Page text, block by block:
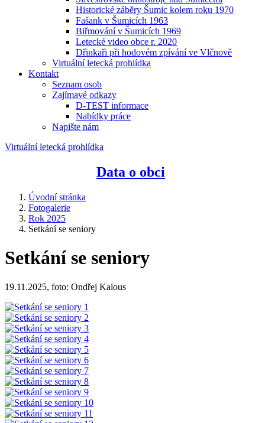
Historické záběry Šumic kolem roku 1970
Fašank v Šumicích 1963
Biřmování v Šumicích 1969
Letecké video obce r. 2020
Dřinkaři při hodovém zpívání ve Vlčnově
Virtuální letecká prohlídka
Kontakt
Seznam osob
Zajímavé odkazy
D-TEST informace
Nabídky práce
Napište nám
Virtuální letecká prohlídka
Data o obci
Úvodní stránka
Fotogalerie
Rok 2025
Setkání se seniory
Setkání se seniory
19.11.2025, foto: Ondřej Kalous